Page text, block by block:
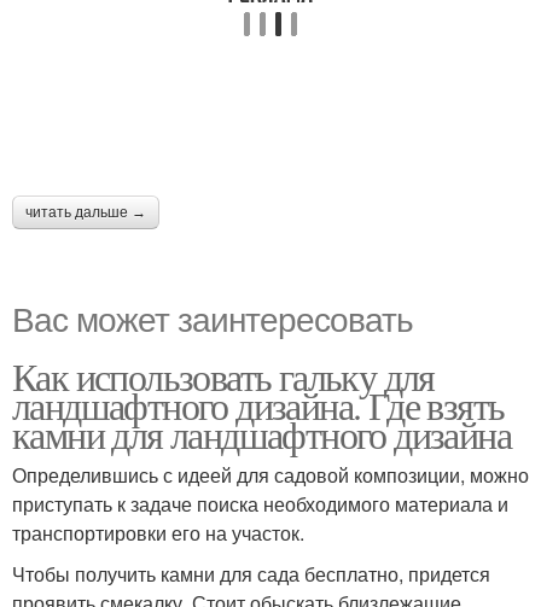
читать дальше →
Вас может заинтересовать
Как использовать гальку для
ландшафтного дизайна. Где взять
камни для ландшафтного дизайна
Определившись с идеей для садовой композиции, можно
приступать к задаче поиска необходимого материала и
транспортировки его на участок.
Чтобы получить камни для сада бесплатно, придется